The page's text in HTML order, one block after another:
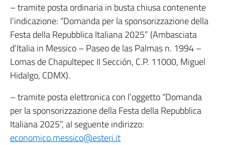
– tramite posta ordinaria in busta chiusa contenente
l’indicazione: “Domanda per la sponsorizzazione della
Festa della Repubblica Italiana 2025” (Ambasciata
d’Italia in Messico – Paseo de las Palmas n. 1994 –
Lomas de Chapultepec II Sección, C.P. 11000, Miguel
Hidalgo, CDMX).
– tramite posta elettronica con l’oggetto “Domanda
per la sponsorizzazione della Festa della Repubblica
Italiana 2025”, al seguente indirizzo:
economico.messico@esteri.it